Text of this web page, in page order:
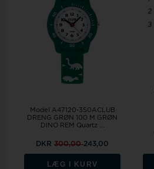
Model A47120-3S0ACLUB
DRENG GRØN 100 M GRØN
DINO REM Quartz ...
DKR300,00243,00
LÆG I KURV